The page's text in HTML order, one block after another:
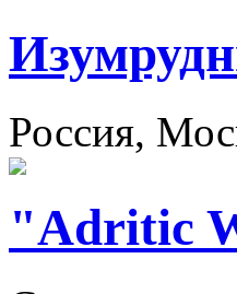
Россия,
"Adritic